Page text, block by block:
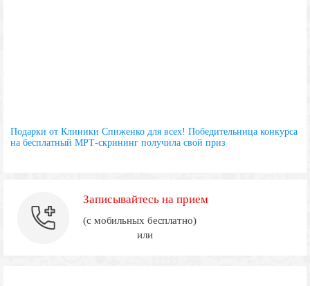
Подарки от Клиники Спиженко для всех! Победительница конкурса
на бесплатный МРТ-скрининг получила свой приз
Записывайтесь на прием
(с мобильных бесплатно)
или